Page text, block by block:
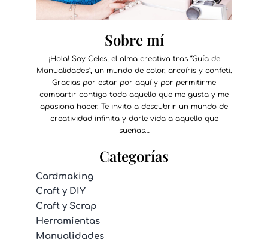
Sobre mí
¡Hola! Soy Celes, el alma creativa tras “Guía de
Manualidades”, un mundo de color, arcoíris y confeti.
Gracias por estar por aquí y por permitirme
compartir contigo todo aquello que me gusta y me
apasiona hacer. Te invito a descubrir un mundo de
creatividad infinita y darle vida a aquello que
sueñas…
Categorías
Cardmaking
Craft y DIY
Craft y Scrap
Herramientas
Manualidades